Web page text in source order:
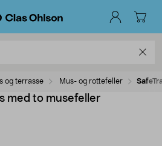
og terrasse Mus- og rottefeller
med to musefeller